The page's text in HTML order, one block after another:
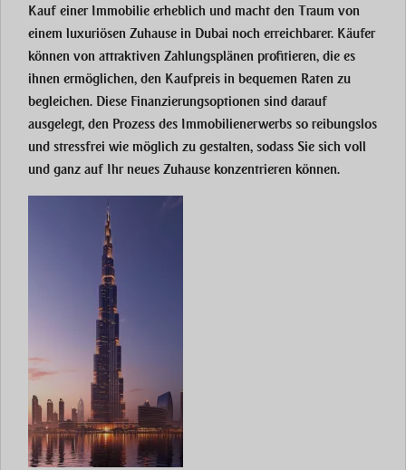
Kauf einer Immobilie erheblich und macht den Traum von
einem luxuriösen Zuhause in Dubai noch erreichbarer. Käufer
können von attraktiven Zahlungsplänen profitieren, die es
ihnen ermöglichen, den Kaufpreis in bequemen Raten zu
begleichen. Diese Finanzierungsoptionen sind darauf
ausgelegt, den Prozess des Immobilienerwerbs so reibungslos
und stressfrei wie möglich zu gestalten, sodass Sie sich voll
und ganz auf Ihr neues Zuhause konzentrieren können.